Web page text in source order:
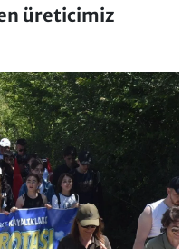
üreticimiz